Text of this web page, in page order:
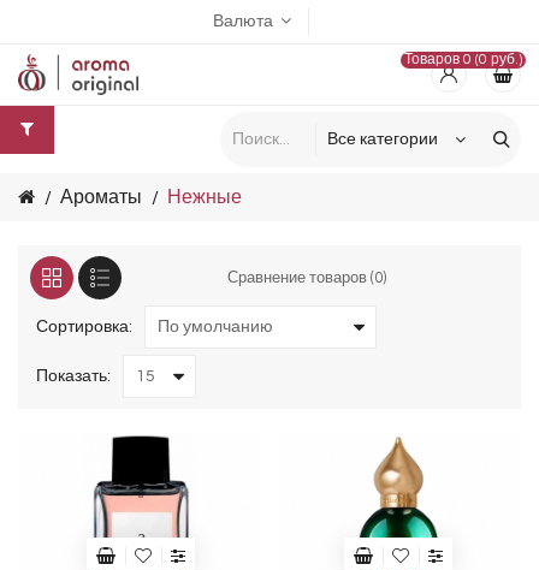
Валюта
Товаров 0 (0 руб.)
Ароматы Нежные
Сравнение товаров (0)
Сортировка:
Показать: